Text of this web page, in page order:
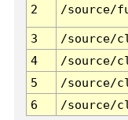
2 /source/
3 /source/
4
/source/
5
/source/
6
/source/